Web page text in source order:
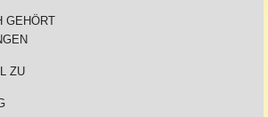
GEHÖRT
ZU